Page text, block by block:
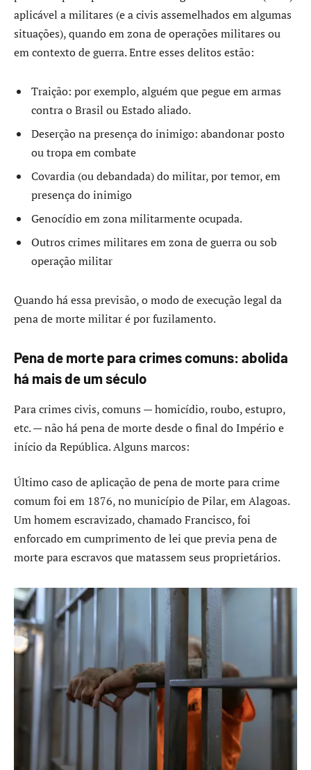
aplicável a militares (e a civis assemelhados em algumas
situações), quando em zona de operações militares ou
em contexto de guerra. Entre esses delitos estão:
Traição: por exemplo, alguém que pegue em armas
contra o Brasil ou Estado aliado.
Deserção na presença do inimigo: abandonar posto
ou tropa em combate
Covardia (ou debandada) do militar, por temor, em
presença do inimigo
Genocídio em zona militarmente ocupada.
Outros crimes militares em zona de guerra ou sob
operação militar
Quando há essa previsão, o modo de execução legal da
pena de morte militar é por fuzilamento.
Pena de morte para crimes comuns: abolida
há mais de um século
Para crimes civis, comuns — homicídio, roubo, estupro,
etc. — não há pena de morte desde o final do Império e
início da República. Alguns marcos:
Último caso de aplicação de pena de morte para crime
comum foi em 1876, no município de Pilar, em Alagoas.
Um homem escravizado, chamado Francisco, foi
enforcado em cumprimento de lei que previa pena de
morte para escravos que matassem seus proprietários.